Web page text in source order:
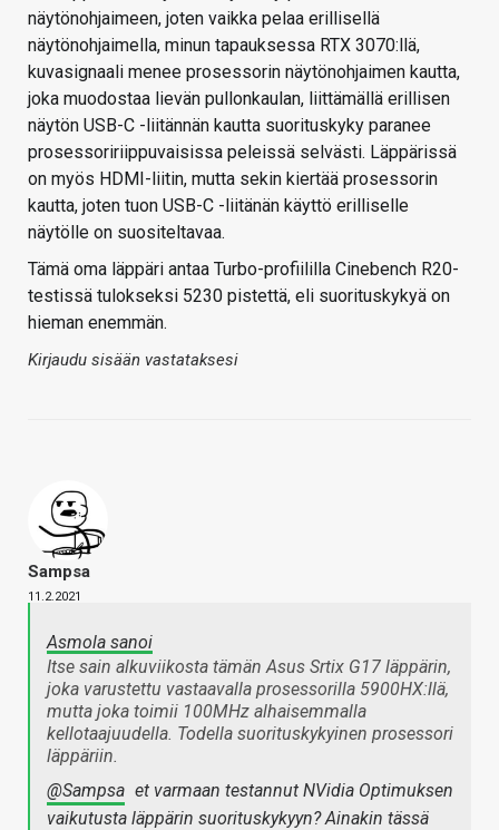
näytönohjaimeen, joten vaikka pelaa erillisellä
näytönohjaimella, minun tapauksessa RTX 3070:llä,
kuvasignaali menee prosessorin näytönohjaimen kautta,
joka muodostaa lievän pullonkaulan, liittämällä erillisen
näytön USB-C -liitännän kautta suorituskyky paranee
prosessoririippuvaisissa peleissä selvästi. Läppärissä
on myös HDMI-liitin, mutta sekin kiertää prosessorin
kautta, joten tuon USB-C -liitänän käyttö erilliselle
näytölle on suositeltavaa.
Tämä oma läppäri antaa Turbo-profiililla Cinebench R20-
testissä tulokseksi 5230 pistettä, eli suorituskykyä on
hieman enemmän.
Kirjaudu sisään vastataksesi
Sampsa
11.2.2021
Asmola sanoi
Itse sain alkuviikosta tämän Asus Srtix G17 läppärin,
joka varustettu vastaavalla prosessorilla 5900HX:llä,
mutta joka toimii 100MHz alhaisemmalla
kellotaajuudella. Todella suorituskykyinen prosessori
läppäriin.
@Sampsa et varmaan testannut NVidia Optimuksen
vaikutusta läppärin suorituskykyyn? Ainakin tässä